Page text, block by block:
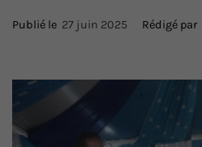
Publié le 27 juin 2025 Rédigé par